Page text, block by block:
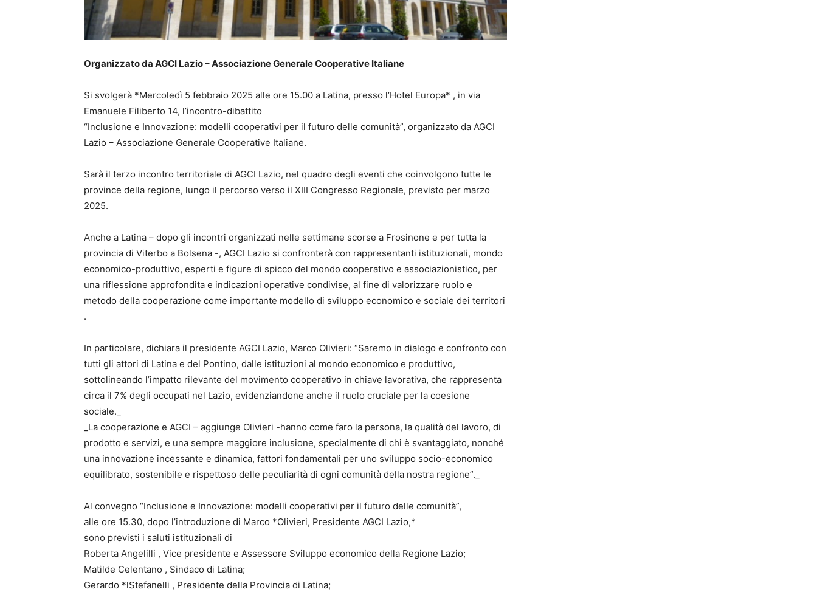
Organizzato da AGCI Lazio – Associazione Generale Cooperative Italiane
Si svolgerà *Mercoledì 5 febbraio 2025 alle ore 15.00 a Latina, presso l’Hotel Europa* , in via
Emanuele Filiberto 14, l’incontro-dibattito
“Inclusione e Innovazione: modelli cooperativi per il futuro delle comunità”, organizzato da AGCI
Lazio – Associazione Generale Cooperative Italiane.
Sarà il terzo incontro territoriale di AGCI Lazio, nel quadro degli eventi che coinvolgono tutte le
province della regione, lungo il percorso verso il XIII Congresso Regionale, previsto per marzo
2025.
Anche a Latina – dopo gli incontri organizzati nelle settimane scorse a Frosinone e per tutta la
provincia di Viterbo a Bolsena -, AGCI Lazio si confronterà con rappresentanti istituzionali, mondo
economico-produttivo, esperti e figure di spicco del mondo cooperativo e associazionistico, per
una riflessione approfondita e indicazioni operative condivise, al fine di valorizzare ruolo e
metodo della cooperazione come importante modello di sviluppo economico e sociale dei territori
.
In particolare, dichiara il presidente AGCI Lazio, Marco Olivieri: “Saremo in dialogo e confronto con
tutti gli attori di Latina e del Pontino, dalle istituzioni al mondo economico e produttivo,
sottolineando l’impatto rilevante del movimento cooperativo in chiave lavorativa, che rappresenta
circa il 7% degli occupati nel Lazio, evidenziandone anche il ruolo cruciale per la coesione
sociale._
_La cooperazione e AGCI – aggiunge Olivieri -hanno come faro la persona, la qualità del lavoro, di
prodotto e servizi, e una sempre maggiore inclusione, specialmente di chi è svantaggiato, nonché
una innovazione incessante e dinamica, fattori fondamentali per uno sviluppo socio-economico
equilibrato, sostenibile e rispettoso delle peculiarità di ogni comunità della nostra regione”._
Al convegno “Inclusione e Innovazione: modelli cooperativi per il futuro delle comunità”,
alle ore 15.30, dopo l’introduzione di Marco *Olivieri, Presidente AGCI Lazio,*
sono previsti i saluti istituzionali di
Roberta Angelilli , Vice presidente e Assessore Sviluppo economico della Regione Lazio;
Matilde Celentano , Sindaco di Latina;
Gerardo *lStefanelli , Presidente della Provincia di Latina;